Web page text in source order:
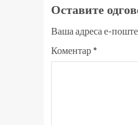
Оставите
Ваша адреса е-
Коментар*